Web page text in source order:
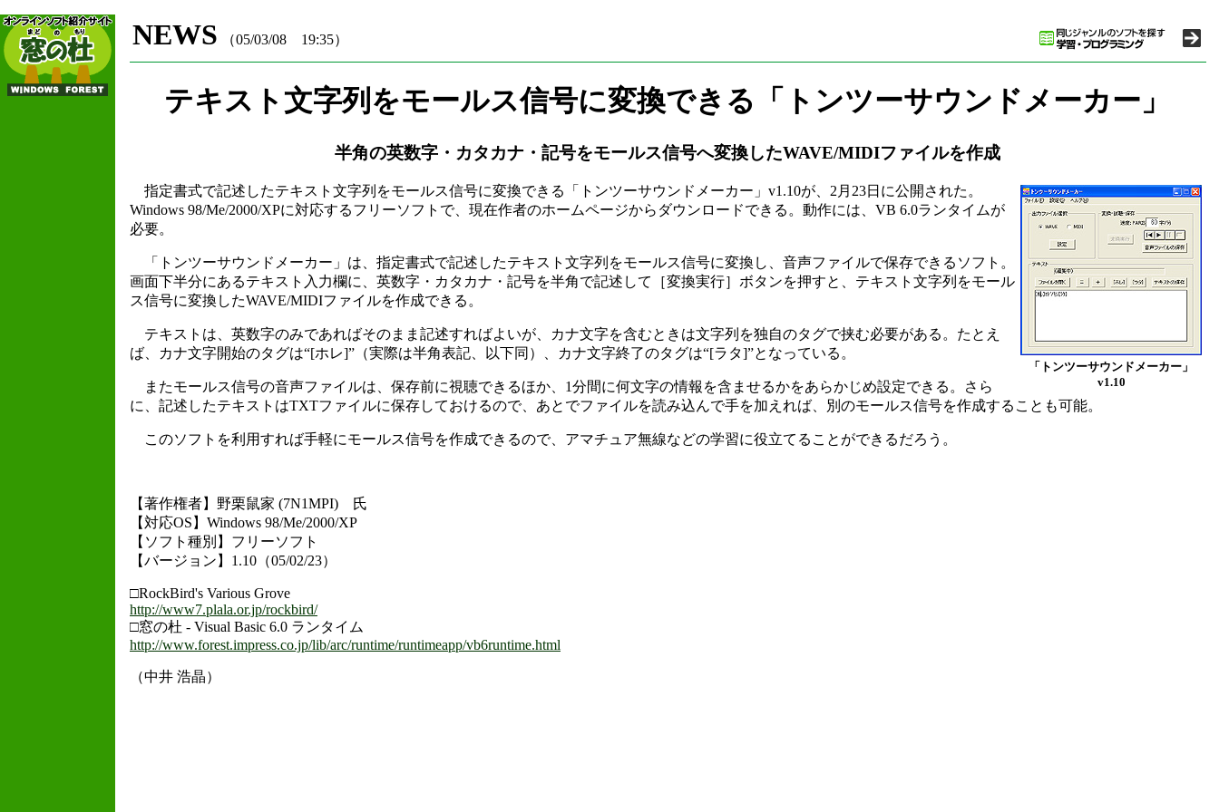
NEWS （05/03/08 19:35）
テキスト文字列をモールス信号に変換できる「トンツーサウンドメーカー」
半角の英数字・カタカナ・記号をモールス信号へ変換したWAVE/MIDIファイルを作成
「トンツーサウンドメーカー」
v1.10
指定書式で記述したテキスト文字列をモールス信号に変換できる「トンツーサウンドメーカー」v1.10が、2月23日に公開された。
Windows 98/Me/2000/XPに対応するフリーソフトで、現在作者のホームページからダウンロードできる。動作には、VB 6.0ランタイムが
必要。
「トンツーサウンドメーカー」は、指定書式で記述したテキスト文字列をモールス信号に変換し、音声ファイルで保存できるソフト。
画面下半分にあるテキスト入力欄に、英数字・カタカナ・記号を半角で記述して［変換実行］ボタンを押すと、テキスト文字列をモール
ス信号に変換したWAVE/MIDIファイルを作成できる。
テキストは、英数字のみであればそのまま記述すればよいが、カナ文字を含むときは文字列を独自のタグで挟む必要がある。たとえ
ば、カナ文字開始のタグは“[ホレ]”（実際は半角表記、以下同）、カナ文字終了のタグは“[ラタ]”となっている。
またモールス信号の音声ファイルは、保存前に視聴できるほか、1分間に何文字の情報を含ませるかをあらかじめ設定できる。さら
に、記述したテキストはTXTファイルに保存しておけるので、あとでファイルを読み込んで手を加えれば、別のモールス信号を作成することも可能。
このソフトを利用すれば手軽にモールス信号を作成できるので、アマチュア無線などの学習に役立てることができるだろう。
【著作権者】野栗鼠家 (7N1MPI) 氏
【対応OS】Windows 98/Me/2000/XP
【ソフト種別】フリーソフト
【バージョン】1.10（05/02/23）
□RockBird's Various Grove
http://www7.plala.or.jp/rockbird/
□窓の杜 - Visual Basic 6.0 ランタイム
http://www.forest.impress.co.jp/lib/arc/runtime/runtimeapp/vb6runtime.html
（中井 浩晶）